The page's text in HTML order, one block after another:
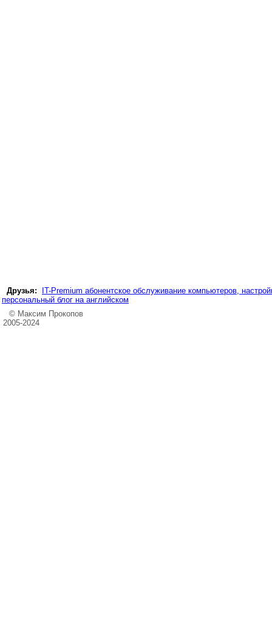
Друзья:
IT-Premium абонентское обслуживание компьютеров,
персональный блог на английском
© Максим Прокопов
2005-2024